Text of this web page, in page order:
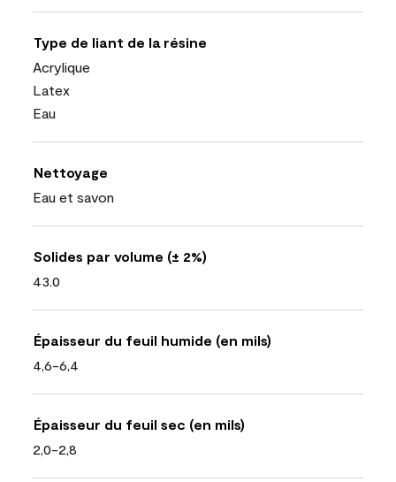
Type de liant de la résine
Acrylique
Latex
Eau
Nettoyage
Eau et savon
Solides par volume (± 2%)
43.0
Épaisseur du feuil humide (en mils)
4,6-6,4
Épaisseur du feuil sec (en mils)
2,0-2,8